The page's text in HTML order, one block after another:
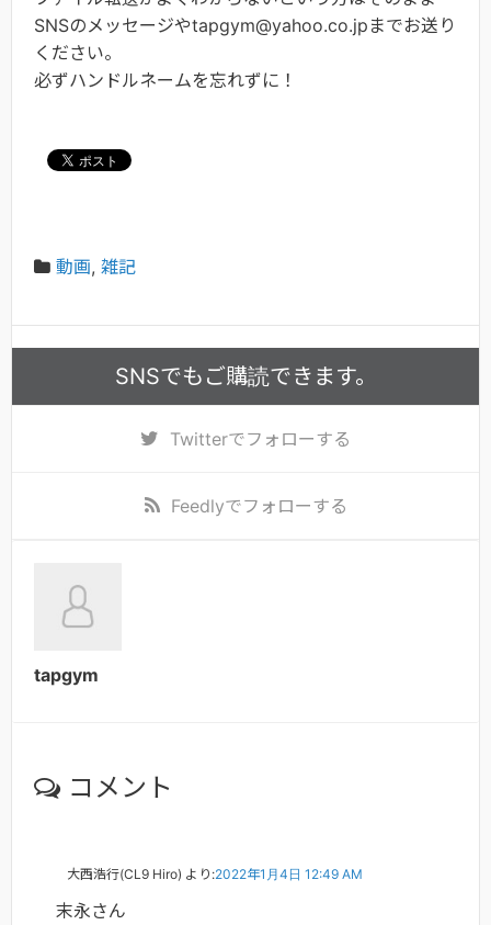
SNSのメッセージやtapgym@yahoo.co.jpまでお送り
ください。
必ずハンドルネームを忘れずに！
動画, 雑記
SNSでもご購読できます。
Twitterでフォローする
Feedlyでフォローする
tapgym
コメント
大西浩行(CL9 Hiro) より:2022年1月4日 12:49 AM
末永さん